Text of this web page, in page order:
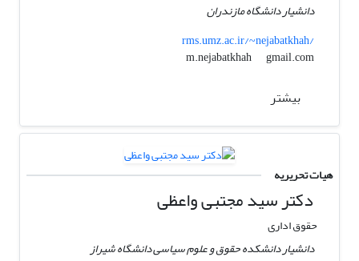
دانشیار دانشگاه مازندران
rms.umz.ac.ir/~nejabatkhah/
m.nejabatkhah
gmail.com
بیشتر
هیات تحریریه
دکتر سید مجتبی واعظی
حقوق اداری
دانشیار دانشکده حقوق و علوم سیاسی دانشگاه شیراز